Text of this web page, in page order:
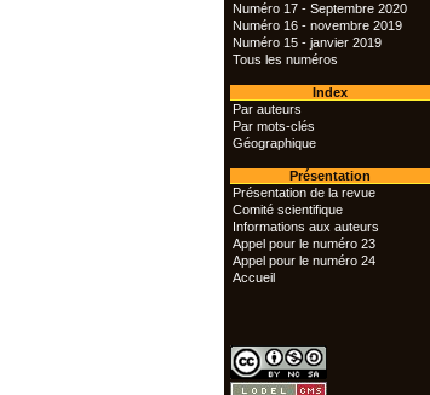
Numéro 17 - Septembre 2020
Numéro 16 - novembre 2019
Numéro 15 - janvier 2019
Tous les numéros
Index
Par auteurs
Par mots-clés
Géographique
Présentation
Présentation de la revue
Comité scientifique
Informations aux auteurs
Appel pour le numéro 23
Appel pour le numéro 24
Accueil